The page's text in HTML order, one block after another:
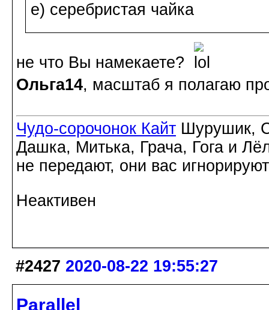
е) серебристая чайка
не что Вы намекаете?
Ольга14, масштаб я полагаю
Чудо-сорочонок Кайт Шурушик,
Дашка, Митька, Грача, Гога и
не передают, они вас игнорируют
Неактивен
#2427 2020-08-22 19:55:27
Parallel